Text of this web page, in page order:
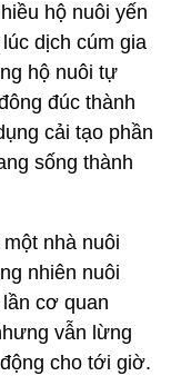
hộ nuôi yến
dịch cúm gia
hộ nuôi tự
đúc thành
cải tạo phần
sống thành
nhà nuôi
nhiên nuôi
cơ quan
vẫn lừng
cho tới giờ.